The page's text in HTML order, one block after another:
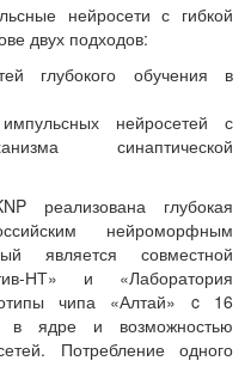
нейросети с гибкой
двух подходов:
глубокого обучения в
нейросетей с
синаптической
реализована глубокая
нейроморфным
является совместной
НТ» и «Лаборатория
чипа «Алтай» c 16
в ядре и возможностью
Потребление одного